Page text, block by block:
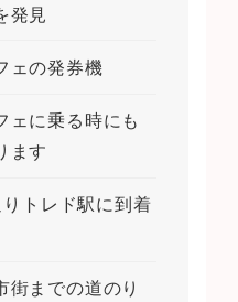
発見
ェの発券機
ェに乗る時にも
ます
トレド駅に到着
街までの道のり